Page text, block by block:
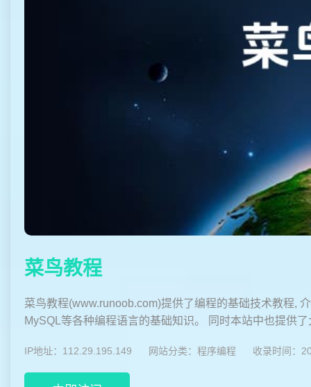
菜鸟教程
菜鸟教程(www.runoob.com)提供了编程的基础技术教程,
MySQL等各种编程语言的基础知识。 同时本站中也提供
IP地址：112.29.195.149 网站分类： 程序编程 收录时间：